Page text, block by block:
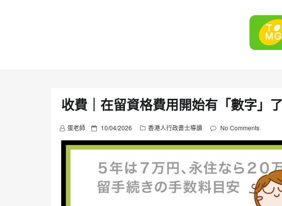
收費｜在留資格費用開始有「數字」了
蛋老師
P
s
e
d
o
n
10/04/2026 香港人行政書士導讀 No Comments